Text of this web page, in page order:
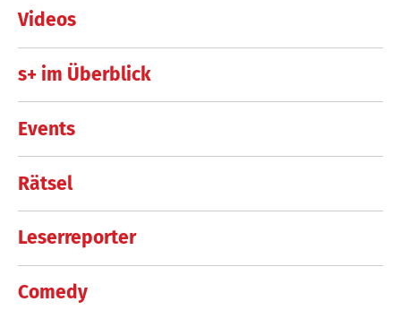
Videos
s+ im Überblick
Events
Rätsel
Leserreporter
Comedy